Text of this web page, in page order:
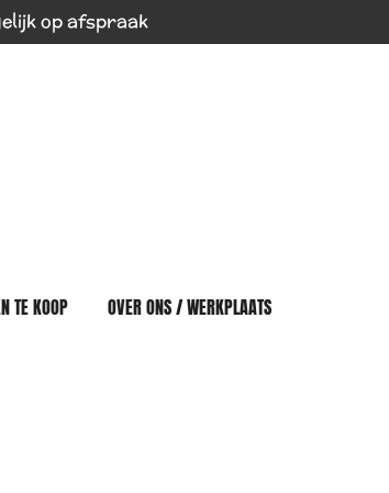
op afspraak
TE KOOP
OVER ONS / WERKPLAATS